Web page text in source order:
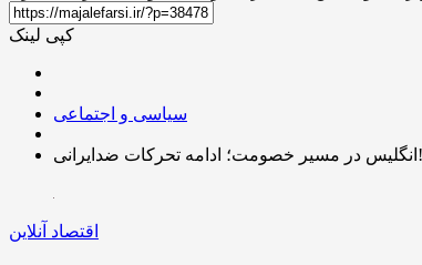
کپی لینک
سیاسی و اجتماعی
انگلیس در مسیر خصومت؛ ادامه تحرکات ضدایرانی!
اقتصاد آنلاین